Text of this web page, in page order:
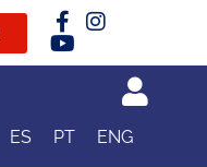
ES PT ENG